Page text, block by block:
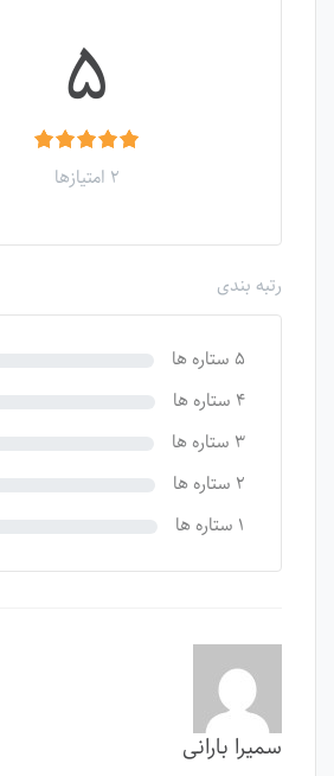
۵
۲ امتیازها
رتبه بندی
۵ ستاره ها
۴ ستاره ها
۳ ستاره ها
۲ ستاره ها
۱ ستاره ها
سمیرا بارانی